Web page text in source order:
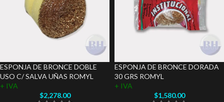
ESPONJA DE BRONCE DOBLE
USO C/ SALVA UÑAS ROMYL
+ IVA
$2,278.00
ESPONJA DE BRONCE DORADA
30 GRS ROMYL
+ IVA
$1,580.00